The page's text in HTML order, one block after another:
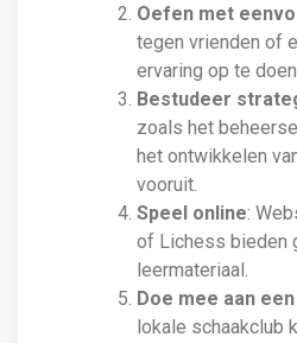
Oefen met
tegen vrienden of
ervaring op te
Bestudeer
zoals het
het ontwikkelen
vooruit.
Speel online:
of Lichess bieden
leermateriaal.
Doe mee aan
lokale schaakclub